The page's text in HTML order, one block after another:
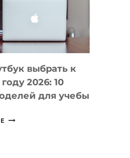
СОЗДАВАТЬ
БЕЗ
КОДА выбрать к
2026: 10
для учебы
КАКОЙ